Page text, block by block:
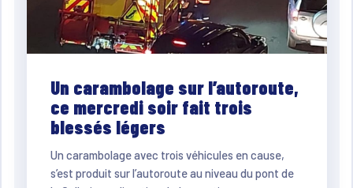
Un carambolage sur l’autoroute,
ce mercredi soir fait trois
blessés légers
Un carambolage avec trois véhicules en cause,
s’est produit sur l’autoroute au niveau du pont de